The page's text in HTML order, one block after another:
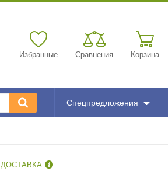
Избранные Сравнения Корзина
Спецпредложения
ДОСТАВКА